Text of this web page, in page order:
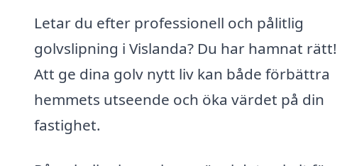
Letar du efter professionell och pålitlig
golvslipning i Vislanda? Du har hamnat rätt!
Att ge dina golv nytt liv kan både förbättra
hemmets utseende och öka värdet på din
fastighet.